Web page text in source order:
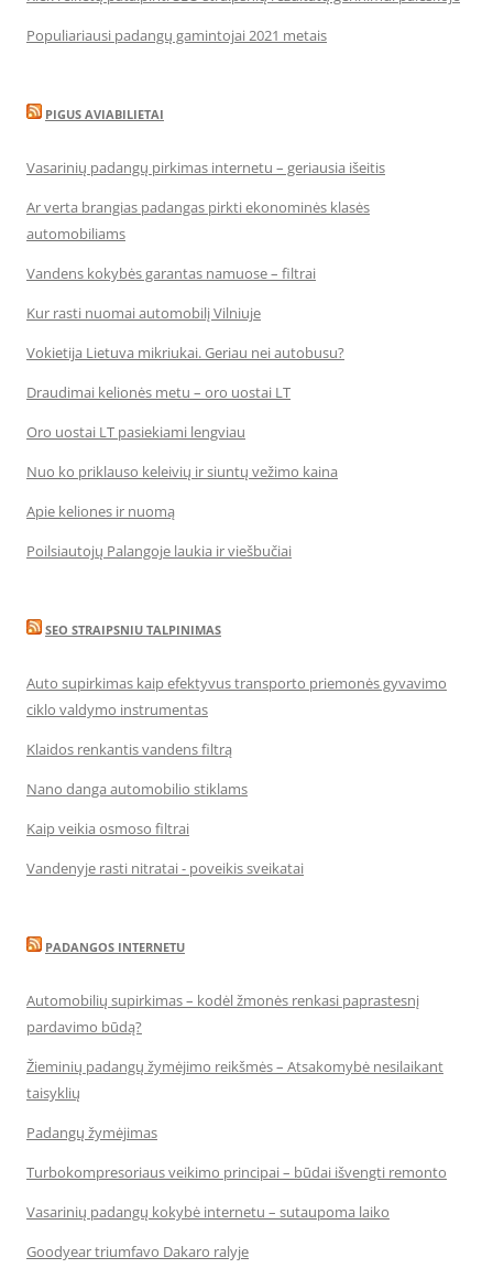
Populiariausi padangų gamintojai 2021 metais
PIGUS AVIABILIETAI
Vasarinių padangų pirkimas internetu – geriausia išeitis
Ar verta brangias padangas pirkti ekonominės klasės
automobiliams
Vandens kokybės garantas namuose – filtrai
Kur rasti nuomai automobilį Vilniuje
Vokietija Lietuva mikriukai. Geriau nei autobusu?
Draudimai kelionės metu – oro uostai LT
Oro uostai LT pasiekiami lengviau
Nuo ko priklauso keleivių ir siuntų vežimo kaina
Apie keliones ir nuomą
Poilsiautojų Palangoje laukia ir viešbučiai
SEO STRAIPSNIU TALPINIMAS
Auto supirkimas kaip efektyvus transporto priemonės gyvavimo
ciklo valdymo instrumentas
Klaidos renkantis vandens filtrą
Nano danga automobilio stiklams
Kaip veikia osmoso filtrai
Vandenyje rasti nitratai - poveikis sveikatai
PADANGOS INTERNETU
Automobilių supirkimas – kodėl žmonės renkasi paprastesnį
pardavimo būdą?
Žieminių padangų žymėjimo reikšmės – Atsakomybė nesilaikant
taisyklių
Padangų žymėjimas
Turbokompresoriaus veikimo principai – būdai išvengti remonto
Vasarinių padangų kokybė internetu – sutaupoma laiko
Goodyear triumfavo Dakaro ralyje